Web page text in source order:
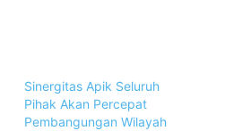
Sinergitas Apik Seluruh
Pihak Akan Percepat
Pembangungan Wilayah